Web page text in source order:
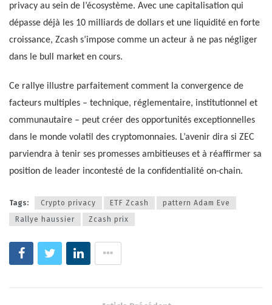
privacy au sein de l’écosystème. Avec une capitalisation qui
dépasse déjà les 10 milliards de dollars et une liquidité en forte
croissance, Zcash s’impose comme un acteur à ne pas négliger
dans le bull market en cours.
Ce rallye illustre parfaitement comment la convergence de
facteurs multiples – technique, réglementaire, institutionnel et
communautaire – peut créer des opportunités exceptionnelles
dans le monde volatil des cryptomonnaies. L’avenir dira si ZEC
parviendra à tenir ses promesses ambitieuses et à réaffirmer sa
position de leader incontesté de la confidentialité on-chain.
Tags: Crypto privacy ETF Zcash
pattern Adam Eve
Rallye haussier
Zcash prix